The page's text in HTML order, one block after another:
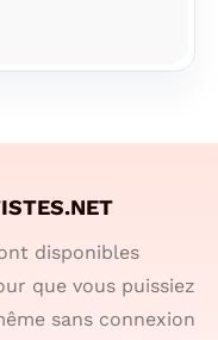
disponibles
que vous puissiez
sans connexion